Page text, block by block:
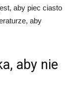
aby piec ciasto
aby
aby nie